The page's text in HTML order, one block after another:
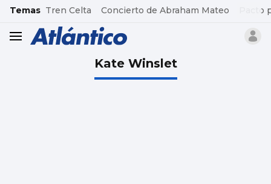
common.go-to-content
Temas Tren Celta Concierto de Abraham Mateo Pacto
header.menu.open
Kate Winslet